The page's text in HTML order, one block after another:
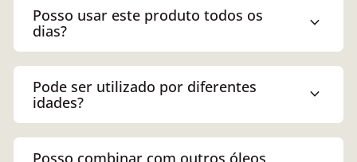
Posso usar este produto todos os
dias?
expand_more
Pode ser utilizado por diferentes
idades?
expand_more
Posso combinar com outros óleos